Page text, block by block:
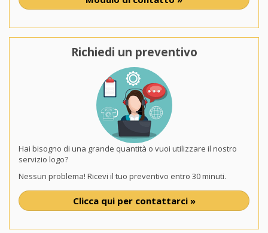
Richiedi un preventivo
Hai bisogno di una grande quantità o vuoi utilizzare il nostro
servizio logo?
Nessun problema! Ricevi il tuo preventivo entro 30 minuti.
Clicca qui per contattarci »